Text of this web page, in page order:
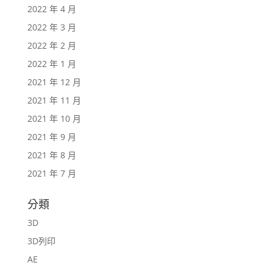
2022 年 4 月
2022 年 3 月
2022 年 2 月
2022 年 1 月
2021 年 12 月
2021 年 11 月
2021 年 10 月
2021 年 9 月
2021 年 8 月
2021 年 7 月
分類
3D
3D列印
AE